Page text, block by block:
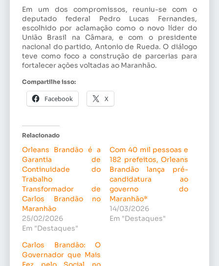
Em um dos compromissos, reuniu-se com o
deputado federal Pedro Lucas Fernandes,
escolhido por aclamação como o novo líder do
União Brasil na Câmara, e com o presidente
nacional do partido, Antonio de Rueda. O diálogo
teve como foco a construção de parcerias para
fortalecer ações voltadas ao Maranhão.
Compartilhe isso:
Facebook X
Relacionado
Orleans Brandão é a
Garantia de
Continuidade do
Trabalho
Transformador de
Carlos Brandão no
Maranhão
25/02/2026
Em "Destaques"
Com 40 mil pessoas e
182 prefeitos, Orleans
Brandão lança pré-
candidatura ao
governo do
Maranhão*
14/03/2026
Em "Destaques"
Carlos Brandão: O
Governador que Mais